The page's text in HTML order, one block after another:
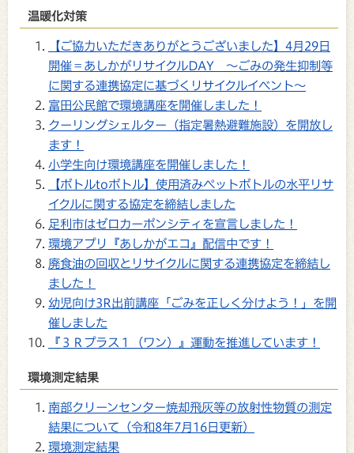
温暖化対策
【ご協力いただきありがとうございました】4月29日
開催＝あしかがリサイクルDAY ～ごみの発生抑制等
に関する連携協定に基づくリサイクルイベント～
富田公民館で環境講座を開催しました！
クーリングシェルター（指定暑熱避難施設）を開放し
ます！
小学生向け環境講座を開催しました！
【ボトルtoボトル】使用済みペットボトルの水平リサ
イクルに関する協定を締結しました
足利市はゼロカーボンシティを宣言しました！
環境アプリ『あしかがエコ』配信中です！
廃食油の回収とリサイクルに関する連携協定を締結し
ました！
幼児向け3R出前講座「ごみを正しく分けよう！」を開
催しました
『３Ｒプラス１（ワン）』運動を推進しています！
環境測定結果
南部クリーンセンター焼却飛灰等の放射性物質の測定
結果について（令和8年7月16日更新）
環境測定結果